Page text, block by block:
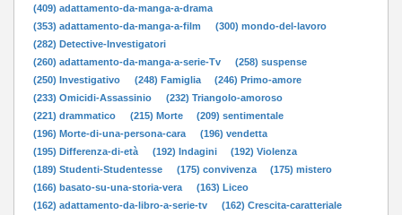
(409) adattamento-da-manga-a-drama
(353) adattamento-da-manga-a-film
(300) mondo-del-lavoro
(282) Detective-Investigatori
(260) adattamento-da-manga-a-serie-Tv
(258) suspense
(250) Investigativo
(248) Famiglia
(246) Primo-amore
(233) Omicidi-Assassinio
(232) Triangolo-amoroso
(221) drammatico
(215) Morte
(209) sentimentale
(196) Morte-di-una-persona-cara
(196) vendetta
(195) Differenza-di-età
(192) Indagini
(192) Violenza
(189) Studenti-Studentesse
(175) convivenza
(175) mistero
(166) basato-su-una-storia-vera
(163) Liceo
(162) adattamento-da-libro-a-serie-tv
(162) Crescita-caratteriale